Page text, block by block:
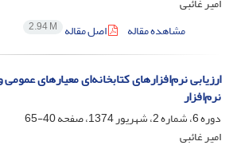
مشاهده مقاله
اصل مقاله 2.94 M
ارزیابی نرم‌افزارهای کتابخانه‌ای معیارهای
نرم‌افزار
دوره 6، شماره 2، شهریور 1374، صفحه
40-65
امیر غائبی